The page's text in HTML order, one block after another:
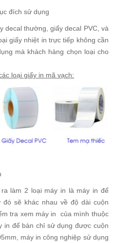
đích sử dụng
decal thường, giấy decal PVC, và
giấy nhiệt in trực tiếp không cần
mà khách hàng chọn loại cho
loại giấy in mã vạch:
làm 2 loại máy in là máy in để
sẽ khác nhau về độ dài cuộn
tra xem máy in của mình thuộc
in để bàn chỉ sử dụng được cuộn
máy in công nghiệp sử dụng